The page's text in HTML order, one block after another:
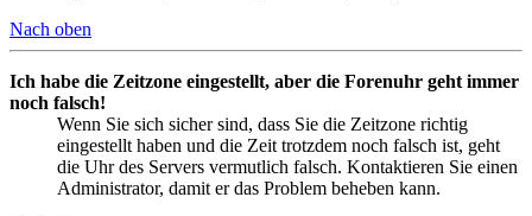
Nach oben
Ich habe die Zeitzone eingestellt, aber die Forenuhr geht immer
noch falsch!
Wenn Sie sich sicher sind, dass Sie die Zeitzone richtig
eingestellt haben und die Zeit trotzdem noch falsch ist, geht
die Uhr des Servers vermutlich falsch. Kontaktieren Sie einen
Administrator, damit er das Problem beheben kann.